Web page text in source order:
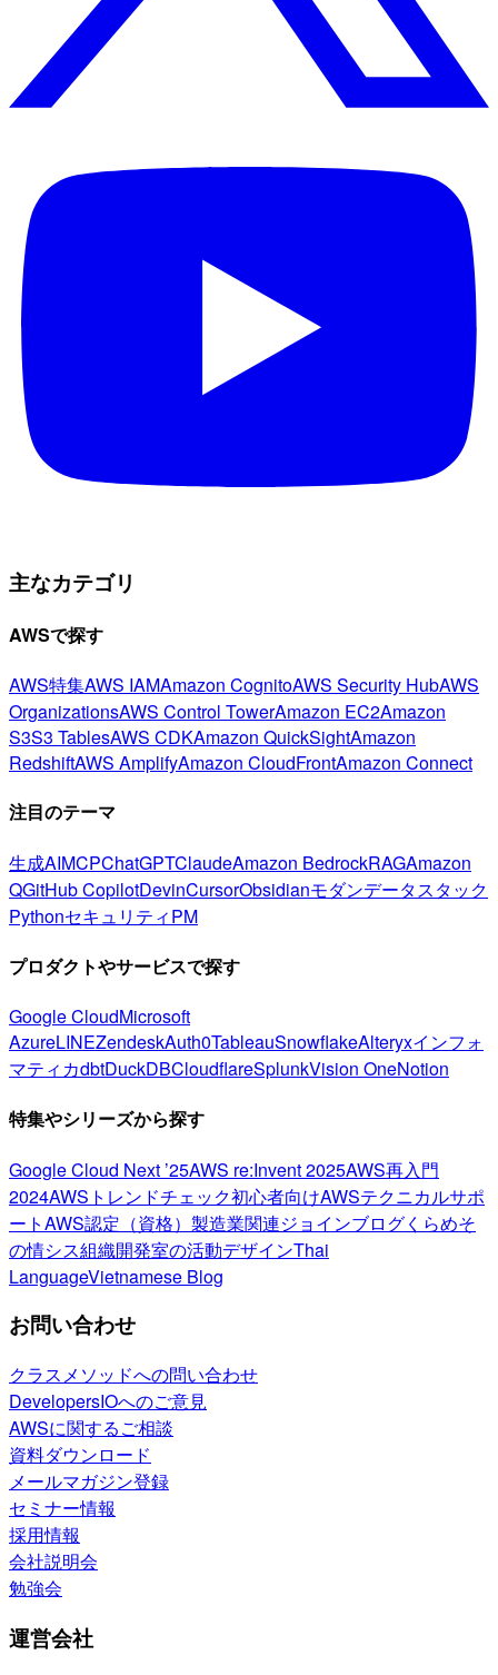
主なカテゴリ
AWSで探す
AWS特集AWS IAMAmazon CognitoAWS Security HubAWS
OrganizationsAWS Control TowerAmazon EC2Amazon
S3S3 TablesAWS CDKAmazon QuickSightAmazon
RedshiftAWS AmplifyAmazon CloudFrontAmazon Connect
注目のテーマ
生成AIMCPChatGPTClaudeAmazon BedrockRAGAmazon
QGitHub CopilotDevinCursorObsidianモダンデータスタック
PythonセキュリティPM
プロダクトやサービスで探す
Google CloudMicrosoft
AzureLINEZendeskAuth0TableauSnowflakeAlteryxインフォ
マティカdbtDuckDBCloudflareSplunkVision OneNotion
特集やシリーズから探す
Google Cloud Next ’25AWS re:Invent 2025AWS再入門
2024AWSトレンドチェック初心者向けAWSテクニカルサポ
ートAWS認定（資格） 製造業関連ジョインブログくらめそ
の情シス組織開発室の活動デザインThai
LanguageVietnamese Blog
お問い合わせ
クラスメソッドへの問い合わせ
DevelopersIOへのご意見
AWSに関するご相談
資料ダウンロード
メールマガジン登録
セミナー情報
採用情報
会社説明会
勉強会
運営会社